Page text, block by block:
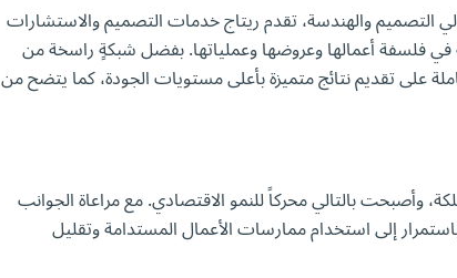
التصميم والهندسة، تقدم ريتاج خدمات التصميم والاستشارات
في فلسفة أعمالها وعروضها وعملياتها. بفضل شبكةٍ راسخة من
على تقديم نتائج متميزة بأعلى مستويات الجودة، كما يتضح من
وأصبحت بالتالي محركاً للنمو الاقتصادي. مع مراعاة الجوانب
إلى استخدام ممارسات الأعمال المستدامة وتقليل